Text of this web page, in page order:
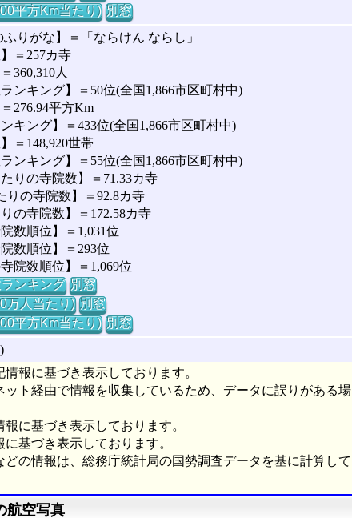
平方Km当たり) 別窓
ふりがな】＝「ならけん ならし」
＝257カ寺
360,310人
ンキング】＝50位(全国1,866市区町村中)
276.94平方Km
キング】＝433位(全国1,866市区町村中)
＝148,920世帯
ンキング】＝55位(全国1,866市区町村中)
りの寺院数】＝71.33カ寺
りの寺院数】＝92.8カ寺
の寺院数】＝172.58カ寺
数順位】＝1,031位
数順位】＝293位
院数順位】＝1,069位
ンキング 別窓
万人当たり) 別窓
平方Km当たり) 別窓
報に基づき表示しております。
ト経由で情報を収集しているため、データに誤りがある場
に基づき表示しております。
基づき表示しております。
の情報は、総務庁統計局の国勢調査データを基に計算して
航空写真